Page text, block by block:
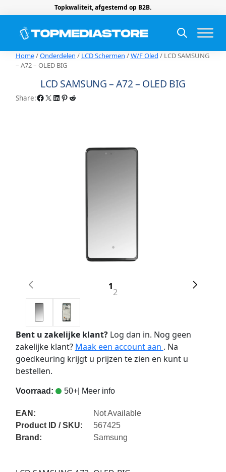
Topkwaliteit, afgestemd op B2B.
Home/Onderdelen / LCD Schermen /W/F Oled / LCD SAMSUNG
– A72 – OLED BIG
LCD SAMSUNG – A72 – OLED BIG
Share:Facebook X LinkedIn Pinterest Reddit
1
2
Bent u zakelijke klant?Log dan in. Nog geen
zakelijke klant? Maak een account aan . Na
goedkeuring krijgt u prijzen te zien en kunt u
bestellen.
Voorraad: 50+| Meer info
EAN:
Not Available
Product ID / SKU:
567425
Brand:
Samsung